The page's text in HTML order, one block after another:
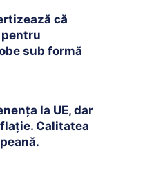
că
sub formă
la UE, dar
Calitatea